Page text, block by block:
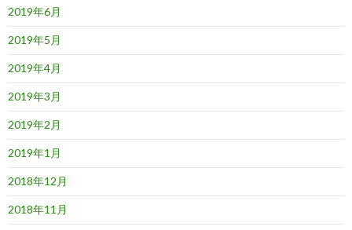
2019年6月
2019年5月
2019年4月
2019年3月
2019年2月
2019年1月
2018年12月
2018年11月